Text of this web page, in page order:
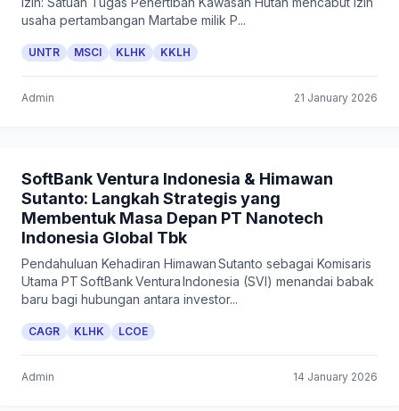
usaha pertambangan Martabe milik P...
UNTR MSCI KLHK KKLH
Admin 21 January 2026
SoftBank Ventura Indonesia & Himawan
Sutanto: Langkah Strategis yang
Membentuk Masa Depan PT Nanotech
Indonesia Global Tbk
Pendahuluan Kehadiran Himawan Sutanto sebagai Komisaris
Utama PT SoftBank Ventura Indonesia (SVI) menandai babak
baru bagi hubungan antara investor...
CAGR KLHK LCOE
Admin 14 January 2026